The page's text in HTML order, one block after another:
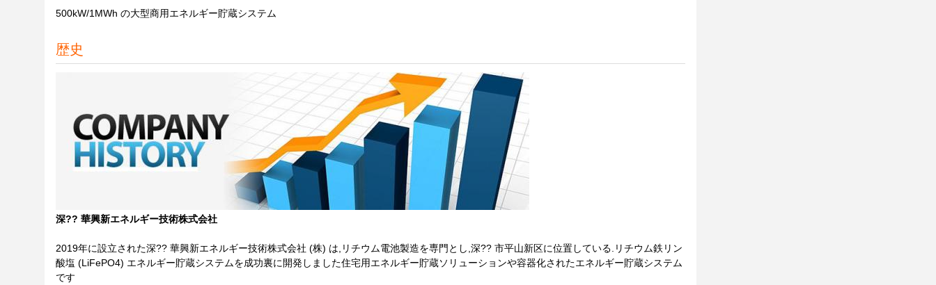
500kW/1MWh の大型商用エネルギー貯蔵システム
歴史
深?? 華興新エネルギー技術株式会社
2019年に設立された深?? 華興新エネルギー技術株式会社 (株) は,リチウム電池製造を専門とし,深?? 市平山新区に位置している.リチウム鉄リン
酸塩 (LiFePO4) エネルギー貯蔵システムを成功裏に開発しました住宅用エネルギー貯蔵ソリューションや容器化されたエネルギー貯蔵システム
です